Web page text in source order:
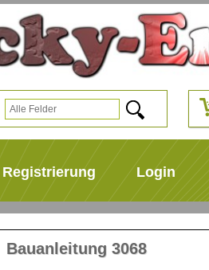
Registrierung Login
Bauanleitung 3068